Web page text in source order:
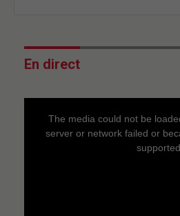
En direct
The media could not be
server or network failed or
supported.